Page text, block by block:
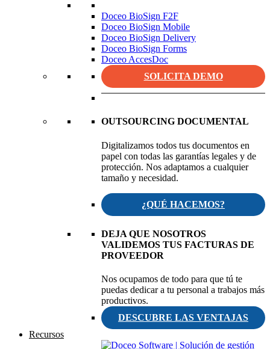
Doceo BioSign F2F
Doceo BioSign Mobile
Doceo BioSign Delivery
Doceo BioSign Forms
Doceo AccesDoc
SOLICITA DEMO
OUTSOURCING DOCUMENTAL
Digitalizamos todos tus documentos en
papel con todas las garantías legales y de
protección. Nos adaptamos a cualquier
tamaño y necesidad.
¿QUÉ HACEMOS?
DEJA QUE NOSOTROS
VALIDEMOS TUS FACTURAS DE
PROVEEDOR
Nos ocupamos de todo para que tú te
puedas dedicar a tu personal a trabajos más
productivos.
DESCUBRE LAS VENTAJAS
Recursos